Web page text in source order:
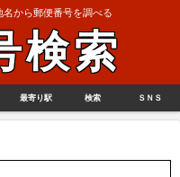
から郵便番号を調べる
検索
最寄り駅 検索 ＳＮＳ